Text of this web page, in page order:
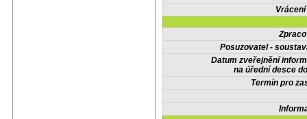
Posuzovatel -
Datum zveřejnění
na úřední desce
Termín pro